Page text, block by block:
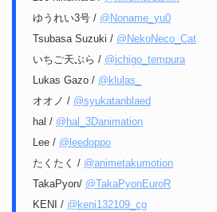
ゆうれい3号 / @Noname_yu0
Tsubasa Suzuki / @NekoNeco_Cat
いちご天ぷら / @ichigo_tempura
Lukas Gazo / @klulas_
オオノ / @syukatanblaed
hal / @hal_3Danimation
Lee / @leedoppo
たくたく / @animetakumotion
TakaPyon/ @TakaPyonEuroR
KENI / @keni132109_cg